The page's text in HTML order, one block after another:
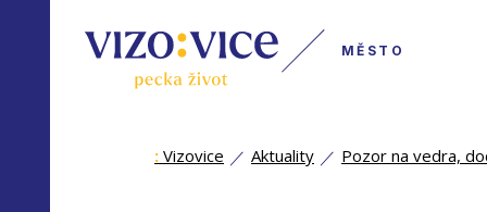
MĚSTO
: Vizovice Aktuality Pozor na vedra,